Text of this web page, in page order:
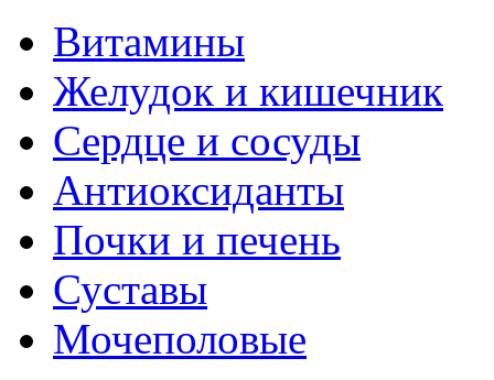
Витамины
Желудок и кишечник
Сердце и сосуды
Антиоксиданты
Почки и печень
Суставы
Мочеполовые